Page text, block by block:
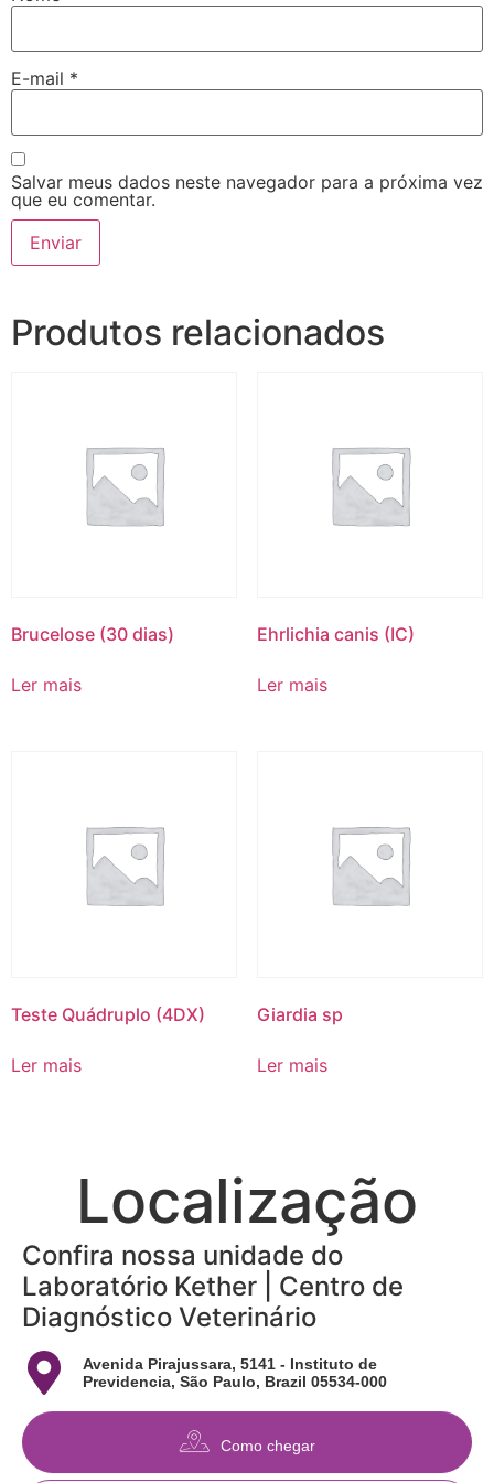
E-mail *
Salvar meus dados neste navegador para a próxima vez
que eu comentar.
Produtos relacionados
Brucelose (30 dias)
Ler mais
Ehrlichia canis (IC)
Ler mais
Teste Quádruplo (4DX)
Ler mais
Giardia sp
Ler mais
Localização
Confira nossa unidade do
Laboratório Kether | Centro de
Diagnóstico Veterinário
Avenida Pirajussara, 5141 - Instituto de
Previdencia, São Paulo, Brazil 05534-000
Como chegar